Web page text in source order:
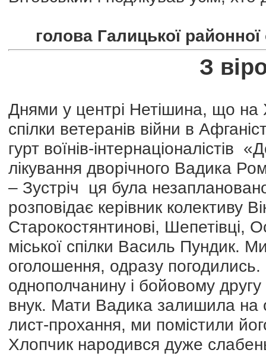
голова Галицької районної
З
Днями у центрі Нетішина, що на
спілки ветеранів війни в
гурт воїнів-
лікування дворічного Вадика
– Зустріч ця була
розповідає керівник
Старокостянтинові, Шепетівці,
міської спілки Василь Пундик.
оголошення, одразу
однополчанину і бойовому
внук. Мати Вадика залишила на
лист-прохання, ми помістили
Хлопчик народився дуже